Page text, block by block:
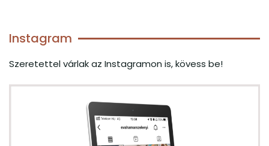
Instagram
Szeretettel várlak az Instagramon is, kövess be!